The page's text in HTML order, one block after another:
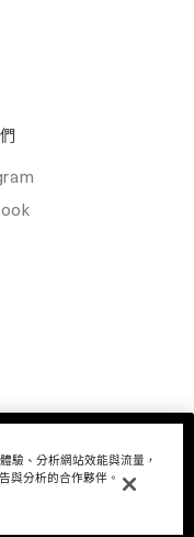
正品保證
驗、分析網站效能與流量，
與分析的合作夥伴。